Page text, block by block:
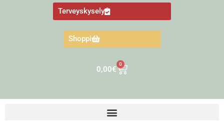
Terveyskysely
Shoppi
0,00€
0